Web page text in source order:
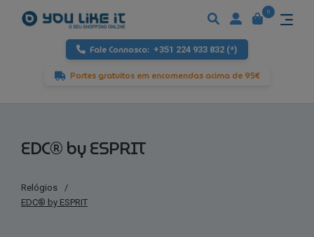
Fale Connosco: +351 224 933 832 (*)
Portes gratuitos em encomendas acima de 95€
0
EDC® by ESPRIT
Relógios
/
EDC® by ESPRIT